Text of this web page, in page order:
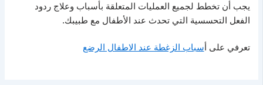
يجب أن تخطط لجميع العمليات المتعلقة بأسباب وعلاج ردود
الفعل التحسسية التي تحدث عند الأطفال مع طبيبك.
تعرفي على أ سباب الزغطة عند الاطفال الرضع